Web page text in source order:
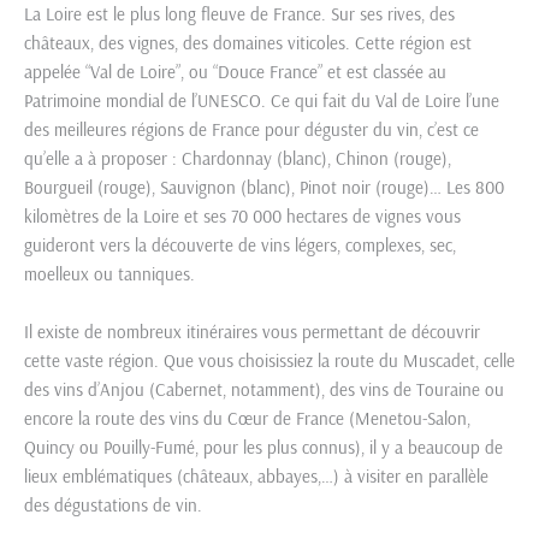
La Loire est le plus long fleuve de France. Sur ses rives, des
châteaux, des vignes, des domaines viticoles. Cette région est
appelée “Val de Loire”, ou “Douce France” et est classée au
Patrimoine mondial de l’UNESCO. Ce qui fait du Val de Loire l’une
des meilleures régions de France pour déguster du vin, c’est ce
qu’elle a à proposer : Chardonnay (blanc), Chinon (rouge),
Bourgueil (rouge), Sauvignon (blanc), Pinot noir (rouge)… Les 800
kilomètres de la Loire et ses 70 000 hectares de vignes vous
guideront vers la découverte de vins légers, complexes, sec,
moelleux ou tanniques.
Il existe de nombreux itinéraires vous permettant de découvrir
cette vaste région. Que vous choisissiez la route du Muscadet, celle
des vins d’Anjou (Cabernet, notamment), des vins de Touraine ou
encore la route des vins du Cœur de France (Menetou-Salon,
Quincy ou Pouilly-Fumé, pour les plus connus), il y a beaucoup de
lieux emblématiques (châteaux, abbayes,…) à visiter en parallèle
des dégustations de vin.